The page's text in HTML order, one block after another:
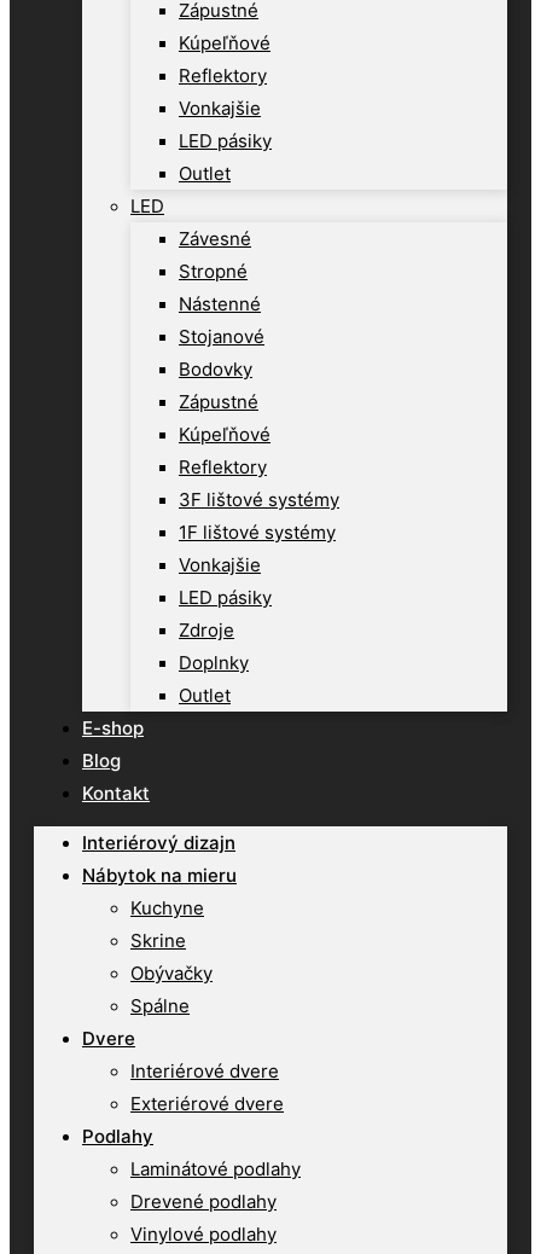
Zápustné
Kúpeľňové
Reflektory
Vonkajšie
LED pásiky
Outlet
LED
Závesné
Stropné
Nástenné
Stojanové
Bodovky
Zápustné
Kúpeľňové
Reflektory
3F lištové systémy
1F lištové systémy
Vonkajšie
LED pásiky
Zdroje
Doplnky
Outlet
E-shop
Blog
Kontakt
Interiérový dizajn
Nábytok na mieru
Kuchyne
Skrine
Obývačky
Spálne
Dvere
Interiérové dvere
Exteriérové dvere
Podlahy
Laminátové podlahy
Drevené podlahy
Vinylové podlahy